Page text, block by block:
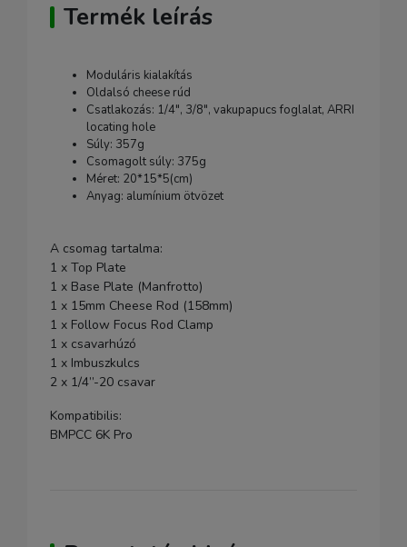
Termék leírás
Moduláris kialakítás
Oldalsó cheese rúd
Csatlakozás: 1/4", 3/8", vakupapucs foglalat, ARRI
locating hole
Súly: 357g
Csomagolt súly: 375g
Méret: 20*15*5(cm)
Anyag: alumínium ötvözet
A csomag tartalma:
1 x Top Plate
1 x Base Plate (Manfrotto)
1 x 15mm Cheese Rod (158mm)
1 x Follow Focus Rod Clamp
1 x csavarhúzó
1 x Imbuszkulcs
2 x 1/4’’-20 csavar
Kompatibilis:
BMPCC 6K Pro